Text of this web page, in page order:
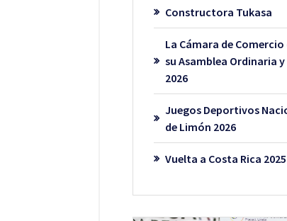
Constructora Tukasa
La Cámara de
su Asamblea Ordinaria
2026
Juegos Deportivos
de Limón 2026
Vuelta a Costa Rica 2025